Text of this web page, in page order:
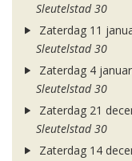
Sleutelstad 30
Zaterdag 11
Sleutelstad 30
Zaterdag 4
Sleutelstad 30
Zaterdag 21
Sleutelstad 30
Zaterdag 14